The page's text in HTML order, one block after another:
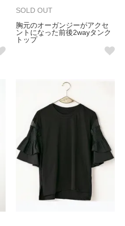
SOLD OUT
胸元のオーガンジーがアクセ
ントになった前後2wayタンク
トップ